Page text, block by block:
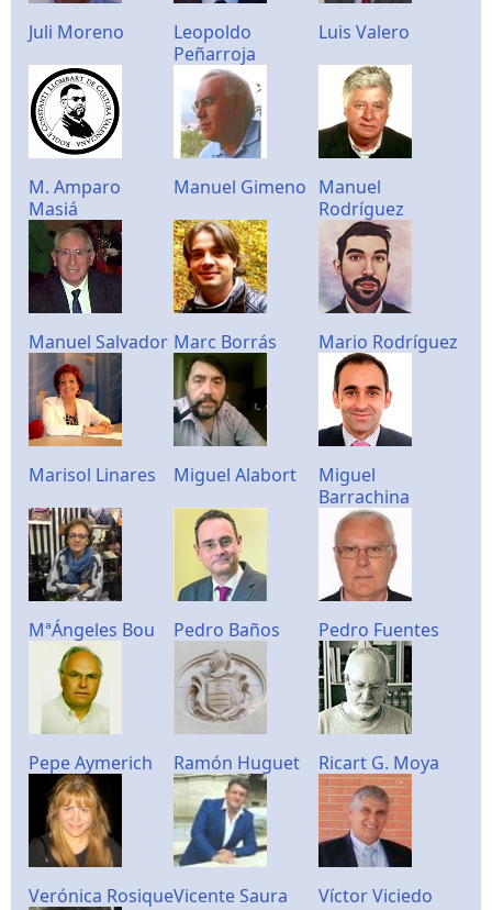
Juli Moreno
Leopoldo
Peñarroja
Luis Valero
M. Amparo
Masiá
Manuel Gimeno Manuel
Rodríguez
Manuel Salvador Marc Borrás Mario Rodríguez
Marisol Linares Miguel Alabort
Miguel
Barrachina
MªÁngeles Bou Pedro Baños Pedro Fuentes
Pepe Aymerich Ramón Huguet Ricart G. Moya
Verónica RosiqueVicente Saura Víctor Viciedo